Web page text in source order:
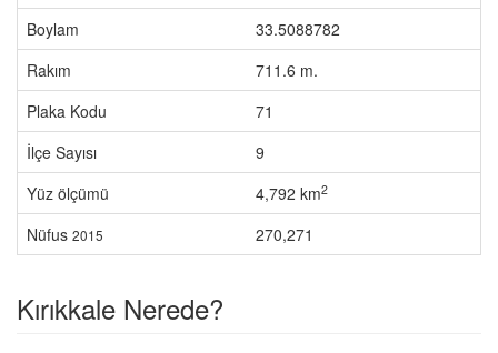
Boylam
33.5088782
Rakım
711.6 m.
Plaka Kodu
71
İlçe Sayısı
9
Yüz ölçümü
4,792 km2
Nüfus 2015 270,271
Kırıkkale Nerede?